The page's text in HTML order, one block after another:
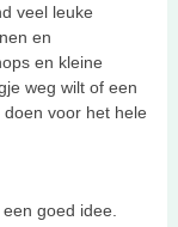
veel leuke
en
en kleine
weg wilt of een
voor het hele
goed idee.